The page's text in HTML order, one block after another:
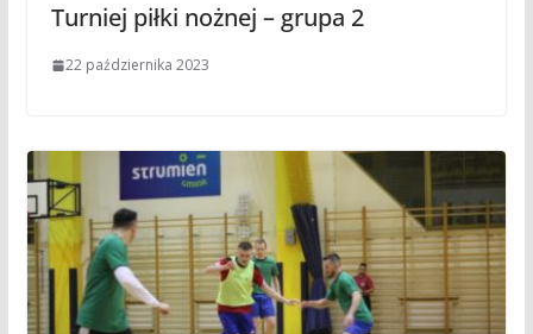
Turniej piłki nożnej – grupa 2
22 października 2023